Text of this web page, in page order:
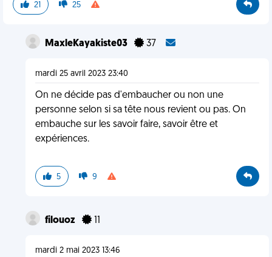
21 25
MaxleKayakiste03 37
mardi 25 avril 2023 23:40
On ne décide pas d'embaucher ou non une
personne selon si sa tête nous revient ou pas. On
embauche sur les savoir faire, savoir être et
expériences.
5 9
filouoz 11
mardi 2 mai 2023 13:46